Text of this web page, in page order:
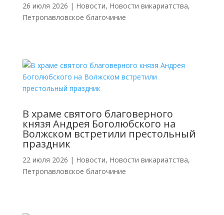
26 июля 2026 | Новости, Новости викариатства,
Петропавловское благочиние
В храме святого благоверного
князя Андрея Боголюбского на
Волжском встретили престольный
праздник
22 июля 2026 | Новости, Новости викариатства,
Петропавловское благочиние